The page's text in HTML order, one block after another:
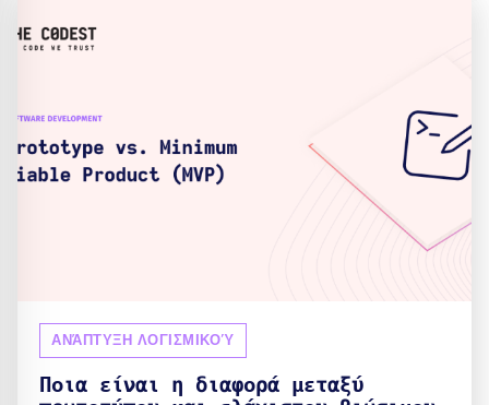
ΑΝΆΠΤΥΞΗ ΛΟΓΙΣΜΙΚΟΎ
Ποια είναι η διαφορά μεταξύ